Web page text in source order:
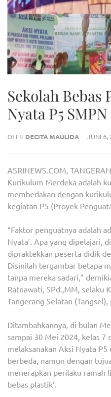
Sekolah Bebas
Nyata P5
OLEH DECITA MAULIDA JUNI 6,
ASRINEWS.COM,
Kurikulum Merdeka adalah
membedakan dengan
kegiatan P5 (Proyek
“Faktor penguatnya adalah
Nyata’. Apa yang dipelajari,
dipraktekkan peserta didik
Disinilah tergambar betapa
tanpa mereka sadari,”
Ratnawati, SPd.,MM, selaku
Tangerang Selatan
Ditambahkannya, di bulan
sampai 30 Mei 2024, kelas 7
melaksanakan Aksi Nyata
berbeda, namun dengan
menerapkan perilaku ramah
bebas plastik’.